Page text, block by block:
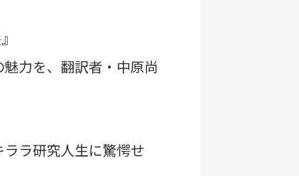
力を、翻訳者・中原尚
ラ研究人生に驚愕せ